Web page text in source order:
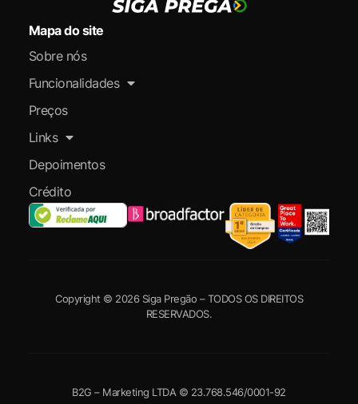
Mapa do site
Sobre nós
Funcionalidades
Preços
Links
Depoimentos
Crédito
Copyright © 2026 Siga Pregão – TODOS OS DIREITOS
RESERVADOS.
B2G – Marketing LTDA © 23.768.546/0001-92